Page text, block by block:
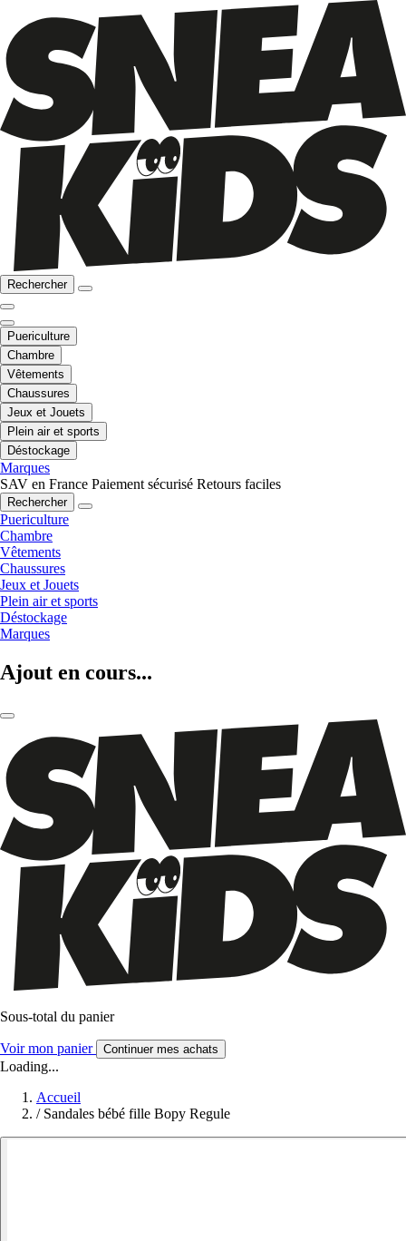
Rechercher
Puericulture
Chambre
Vêtements
Chaussures
Jeux et Jouets
Plein air et sports
Déstockage
Marques
SAV en France Paiement sécurisé Retours faciles
Rechercher
Puericulture
Chambre
Vêtements
Chaussures
Jeux et Jouets
Plein air et sports
Déstockage
Marques
Ajout en cours...
Sous-total du panier
Voir mon panier Continuer mes achats
Loading...
Accueil
/ Sandales bébé fille Bopy Regule